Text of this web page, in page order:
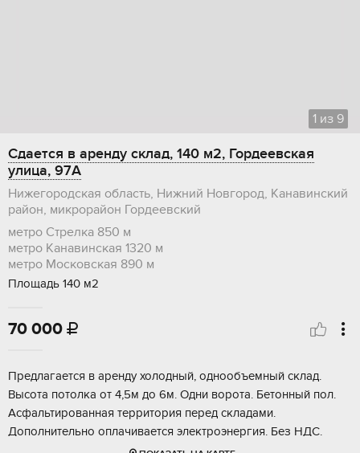
1 из 9
Сдается в аренду склад, 140 м2, Гордеевская
улица, 97А
Нижегородская область, Нижний Новгород, Канавинский
район, микрорайон Гордеевский
метро Стрелка 850 м
метро Канавинская 1320 м
метро Московская 890 м
Площадь 140 м2
70 000 
Предлагается в аренду холодный, однообъемный склад.
Высота потолка от 4,5м до 6м. Одни ворота. Бетонный пол.
Асфальтированная территория перед складами.
Дополнительно оплачивается электроэнергия. Без НДС.